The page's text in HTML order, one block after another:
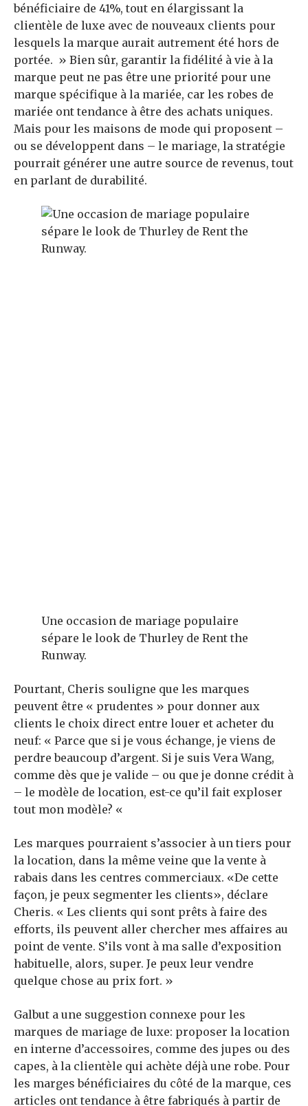
bénéficiaire de 41%, tout en élargissant la
clientèle de luxe avec de nouveaux clients pour
lesquels la marque aurait autrement été hors de
portée. » Bien sûr, garantir la fidélité à vie à la
marque peut ne pas être une priorité pour une
marque spécifique à la mariée, car les robes de
mariée ont tendance à être des achats uniques.
Mais pour les maisons de mode qui proposent –
ou se développent dans – le mariage, la stratégie
pourrait générer une autre source de revenus, tout
en parlant de durabilité.
Une occasion de mariage populaire
sépare le look de Thurley de Rent the
Runway.
Pourtant, Cheris souligne que les marques
peuvent être « prudentes » pour donner aux
clients le choix direct entre louer et acheter du
neuf: « Parce que si je vous échange, je viens de
perdre beaucoup d’argent. Si je suis Vera Wang,
comme dès que je valide – ou que je donne crédit à
– le modèle de location, est-ce qu’il fait exploser
tout mon modèle? «
Les marques pourraient s’associer à un tiers pour
la location, dans la même veine que la vente à
rabais dans les centres commerciaux. «De cette
façon, je peux segmenter les clients», déclare
Cheris. « Les clients qui sont prêts à faire des
efforts, ils peuvent aller chercher mes affaires au
point de vente. S’ils vont à ma salle d’exposition
habituelle, alors, super. Je peux leur vendre
quelque chose au prix fort. »
Galbut a une suggestion connexe pour les
marques de mariage de luxe: proposer la location
en interne d’accessoires, comme des jupes ou des
capes, à la clientèle qui achète déjà une robe. Pour
les marges bénéficiaires du côté de la marque, ces
articles ont tendance à être fabriqués à partir de